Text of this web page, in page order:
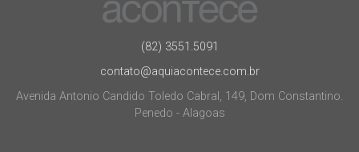
(82) 3551.5091
contato@aquiacontece.com.br
Avenida Antonio Candido Toledo Cabral, 149, Dom Constantino.
Penedo - Alagoas